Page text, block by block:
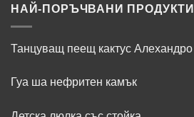
Китайския
магазин
изгодни
иновативни
продукти
НАЙ-ПОРЪЧВАНИ ПРОДУКТИ
Танцуващ пеещ кактус Алехандро
Гуа ша нефритен камък